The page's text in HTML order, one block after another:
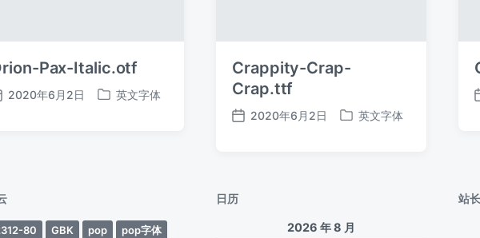
Pax-Italic.otf
2020年6月2日
发
英文字体
Crappity-Crap-
Crap.ttf
发
2020年6月2日
发
英文字体
80 GBK pop
pop字体
日历
2026 年 8 月
站